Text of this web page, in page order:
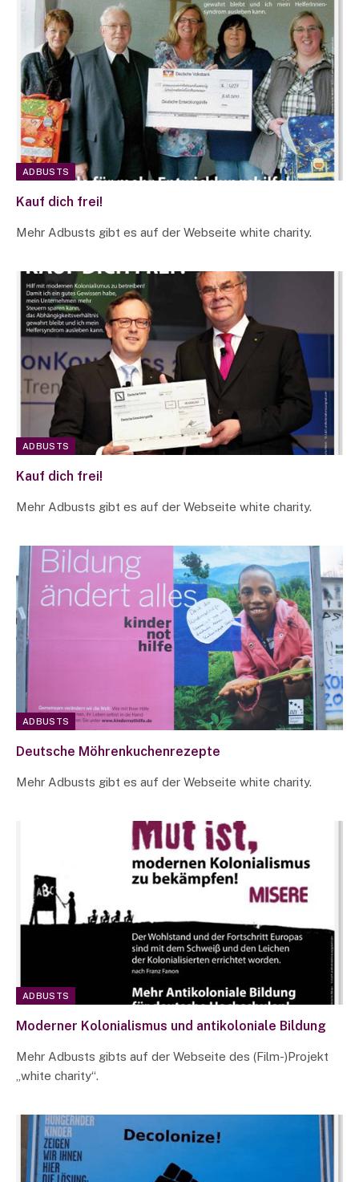
ADBUSTS
Kauf dich frei!
Mehr Adbusts gibt es auf der Webseite white charity.
ADBUSTS
Kauf dich frei!
Mehr Adbusts gibt es auf der Webseite white charity.
ADBUSTS
Deutsche Möhrenkuchenrezepte
Mehr Adbusts gibt es auf der Webseite white charity.
ADBUSTS
Moderner Kolonialismus und antikoloniale Bildung
Mehr Adbusts gibts auf der Webseite des (Film-)Projekt
„white charity“.